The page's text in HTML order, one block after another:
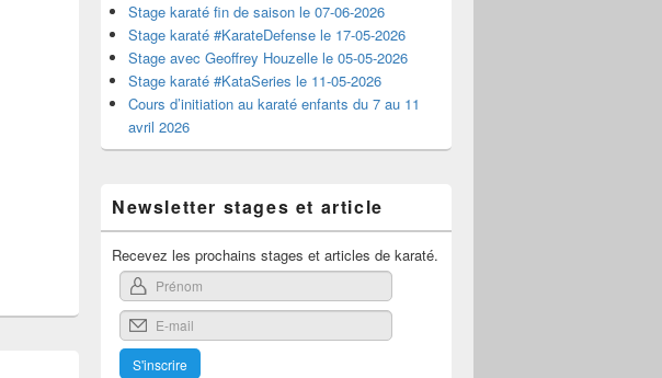
Stage karaté fin de saison le 07-06-2026
Stage karaté #KarateDefense le 17-05-2026
Stage avec Geoffrey Houzelle le 05-05-2026
Stage karaté #KataSeries le 11-05-2026
Cours d’initiation au karaté enfants du 7 au 11
avril 2026
Newsletter stages et article
Recevez les prochains stages et articles de karaté.